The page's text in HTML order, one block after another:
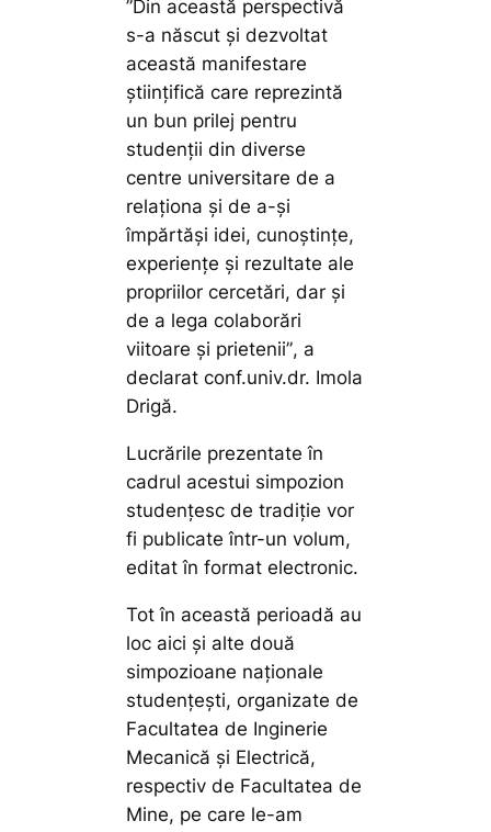
”Din această perspectivă
s-a născut şi dezvoltat
această manifestare
ştiinţifică care reprezintă
un bun prilej pentru
studenţii din diverse
centre universitare de a
relaţiona şi de a-şi
împărtăşi idei, cunoştinţe,
experienţe şi rezultate ale
propriilor cercetări, dar şi
de a lega colaborări
viitoare și prietenii”, a
declarat conf.univ.dr. Imola
Drigă.
Lucrările prezentate în
cadrul acestui simpozion
studențesc de tradiție vor
fi publicate într-un volum,
editat în format electronic.
Tot în această perioadă au
loc aici și alte două
simpozioane naționale
studențești, organizate de
Facultatea de Inginerie
Mecanică și Electrică,
respectiv de Facultatea de
Mine, pe care le-am